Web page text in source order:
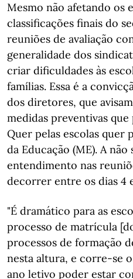
Mesmo não afetando os
classificações finais do
reuniões de avaliação
generalidade dos
criar dificuldades às
famílias. Essa é a
dos diretores, que
medidas preventivas que
Quer pelas escolas
da Educação (ME). A
entendimento nas
decorrer entre os dias 4
"É dramático para as
processo de matrícula
processos de formação
nesta altura, e corre-se
ano letivo poder estar